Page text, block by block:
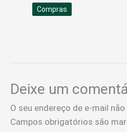
Compras
Deixe um
O seu endereço de e-mail
Campos obrigatórios são